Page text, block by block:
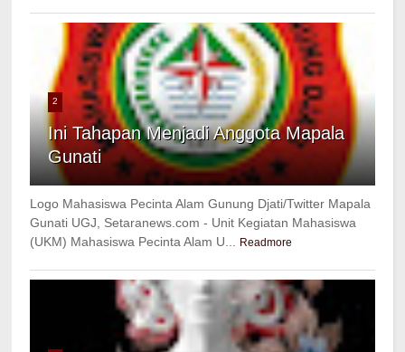
2
Ini Tahapan Menjadi Anggota Mapala
Gunati
Logo Mahasiswa Pecinta Alam Gunung Djati/Twitter Mapala
Gunati UGJ, Setaranews.com - Unit Kegiatan Mahasiswa
(UKM) Mahasiswa Pecinta Alam U...
Readmore